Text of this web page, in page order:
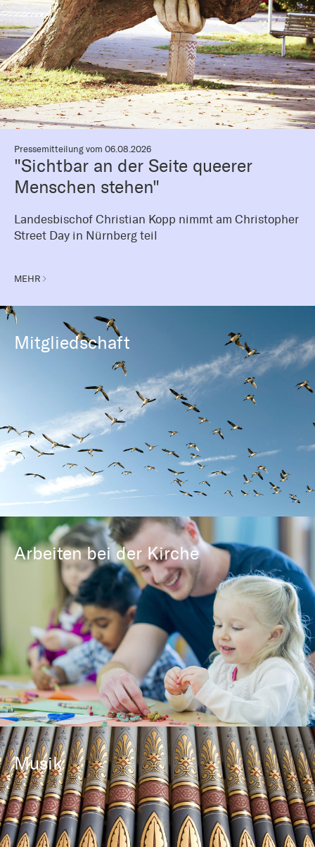
Pressemitteilung vom 06.08.2026
"Sichtbar an der Seite queerer
Menschen stehen"
Landesbischof Christian Kopp nimmt am Christopher
Street Day in Nürnberg teil
MEHR
Mitgliedschaft
Arbeiten bei der Kirche
Musik